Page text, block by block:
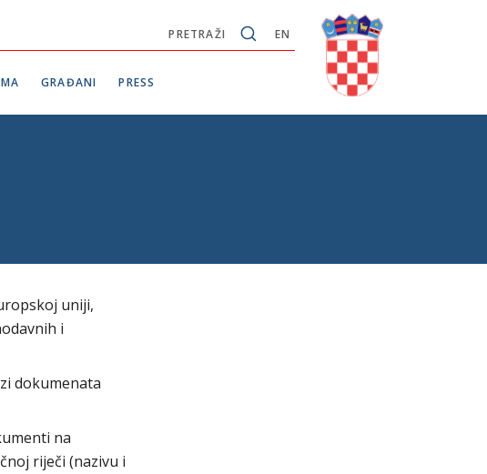
EN
PRETRAŽI
GRAĐANI PRESS
uniji,
i
dokumenata
na
riječi (nazivu i